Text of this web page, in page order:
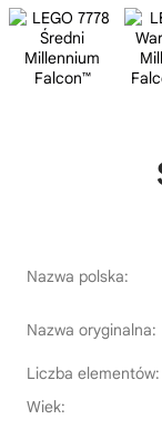
Nazwa polska:
Nazwa oryginalna:
Liczba elementów:
Wiek: